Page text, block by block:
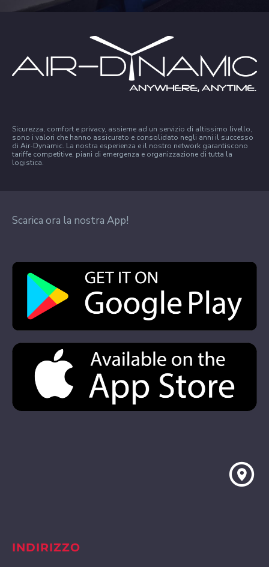
Sicurezza, comfort e privacy, assieme ad un servizio di altissimo livello,
sono i valori che hanno assicurato e consolidato negli anni il successo
di Air-Dynamic. La nostra esperienza e il nostro network garantiscono
tariffe competitive, piani di emergenza e organizzazione di tutta la
logistica.
Scarica ora la nostra App!
INDIRIZZO